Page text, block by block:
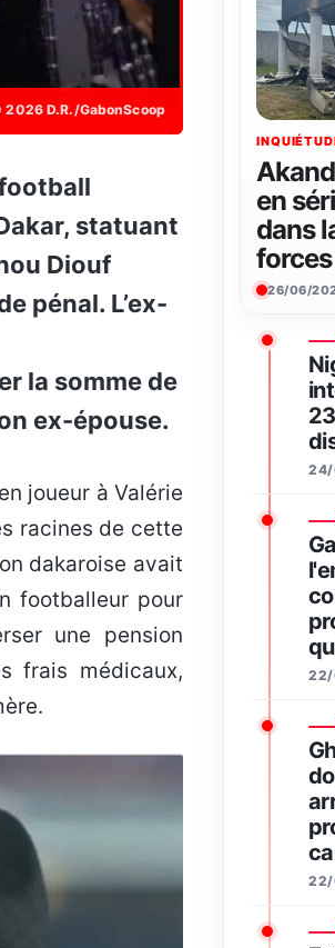
2026 D.R./GabonScoop
statuant
Diouf
pénal. L’ex-
la somme de
ex-épouse.
racines de cette
dakaroise avait
footballeur pour
une pension
frais médicaux,
en
dans
forces
26/06/